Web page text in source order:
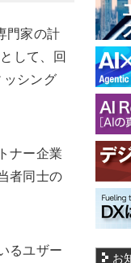
門家の計
して、回
ッシング
ナー企業
者同士の
るユザー
お